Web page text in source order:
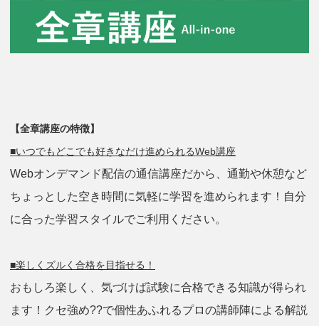
【全章講座の特徴】
■いつでもどこでも好きなだけ進められるWeb講座
Webオンデマンド配信の通信講座だから、通勤や休憩など
ちょっとした空き時間に気軽に学習を進められます！自分
に合った学習スタイルでご利用ください。
■楽しくズルく合格を目指せる！
おもしろ楽しく、気づけば試験に合格できる知識が得られ
ます！クセ強め??で個性あふれるプロの講師陣による解説